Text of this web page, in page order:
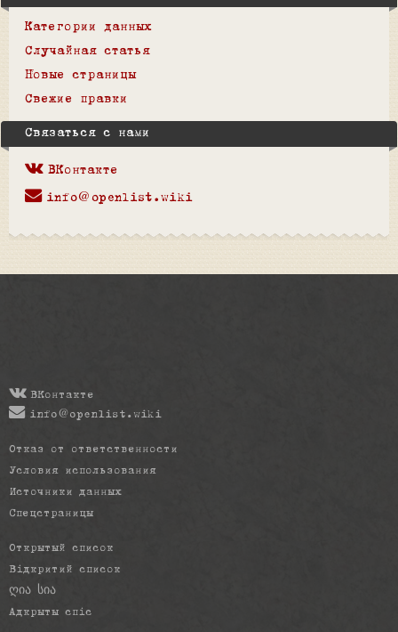
Категории данных
Случайная статья
Новые страницы
Свежие правки
Связаться с нами
ВКонтакте
info@openlist.wiki
ВКонтакте
info@openlist.wiki
Отказ от ответственности
Условия использования
Источники данных
Спецстраницы
Открытый список
Відкритий список
ღია სია
Адкрыты спіс